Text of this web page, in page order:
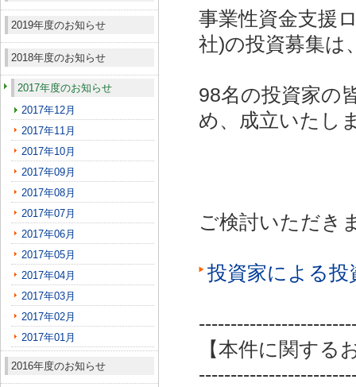
2019年度のお知らせ
2018年度のお知らせ
2017年度のお知らせ
2017年12月
2017年11月
2017年10月
2017年09月
2017年08月
2017年07月
2017年06月
2017年05月
2017年04月
2017年03月
2017年02月
2017年01月
2016年度のお知らせ
事業性資金支援
社)の投資募集は
98名の投資家の
め、成立いたし
ご検討いただき
投資家による
【本件に関する